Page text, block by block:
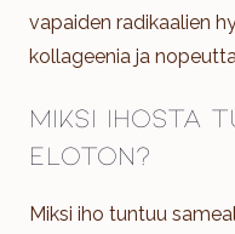
vapaiden radikaalien
kollageenia ja
Miksi ihosta
eloton?
Miksi iho tuntuu